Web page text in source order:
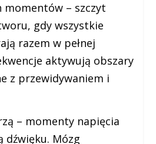
momentów – szczyt
gdy wszystkie
razem w pełnej
aktywują obszary
z przewidywaniem i
– momenty napięcia
dźwięku. Mózg